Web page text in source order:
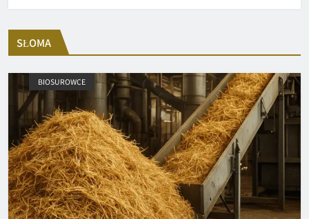
SŁOMA
BIOSUROWCE